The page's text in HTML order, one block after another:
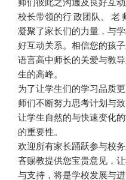
师们彼此之沟通及良好互
校长带领的行 政团队、 老
凝聚了家长们的力量，与
好互动关系。相信您的孩
语言高中师长的关爱与教
生的高峰。
为了让学生们的学习品质
师们不断努力思考计划与
让学生自然的与快速变化
的重要性。
欢迎所有家长踊跃参与校
吝赐教提供您宝贵意见，
与支持，将是学校发展与进